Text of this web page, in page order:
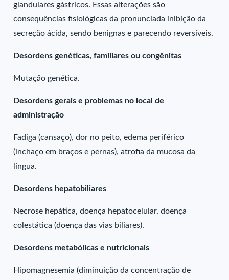
glandulares gástricos. Essas alterações são
consequências fisiológicas da pronunciada inibição da
secreção ácida, sendo benignas e parecendo reversíveis.
Desordens genéticas, familiares ou congênitas
Mutação genética.
Desordens gerais e problemas no local de
administração
Fadiga (cansaço), dor no peito, edema periférico
(inchaço em braços e pernas), atrofia da mucosa da
língua.
Desordens hepatobiliares
Necrose hepática, doença hepatocelular, doença
colestática (doença das vias biliares).
Desordens metabólicas e nutricionais
Hipomagnesemia (diminuição da concentração de